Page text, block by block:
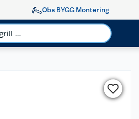
Obs BYGG Montering